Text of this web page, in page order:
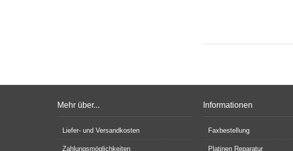
Mehr über...
Liefer- und Versandkosten
Zahlungsmöglichkeiten
Informationen
Faxbestellung
Platinen Reparatur